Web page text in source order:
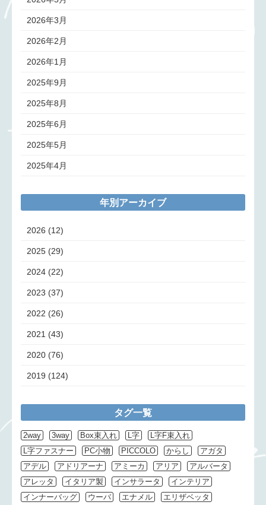
2026年3月
2026年2月
2026年1月
2025年9月
2025年8月
2025年6月
2025年5月
2025年4月
年別アーカイブ
2026 (12)
2025 (29)
2024 (22)
2023 (37)
2022 (26)
2021 (43)
2020 (76)
2019 (124)
タグ一覧
2way 3way Box束入れ L字
L字F束入れ
L字ファスナー
PC小物 PICCOLO からし
アガタ
アデル
アドリアーナ アミーカ アリア
アルバータ
アレッタ
イタリア製 インサラータ
インテリア
インナーバッグ
ウーバ エナメル
エリザベッタ